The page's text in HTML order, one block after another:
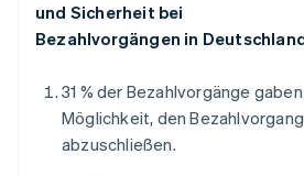
und Sicherheit bei
Bezahlvorgängen in
31 % der Bezahlvorgänge
Möglichkeit, den
abzuschließen.